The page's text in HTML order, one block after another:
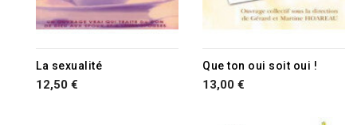
La sexualité
12,50 €
Que ton oui soit oui !
13,00 €